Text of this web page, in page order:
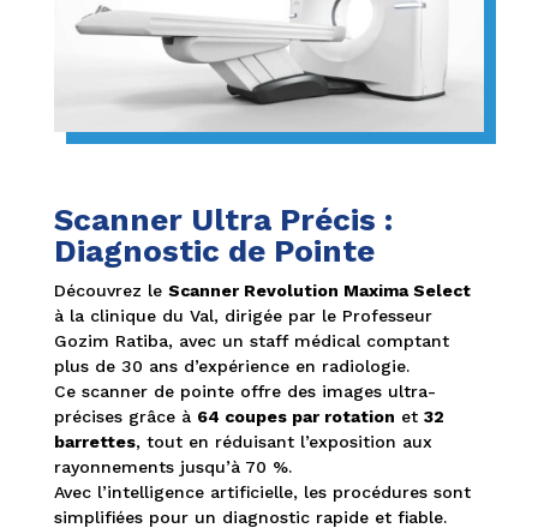
Scanner Ultra Précis :
Diagnostic de Pointe
Découvrez le Scanner Revolution Maxima Select
à la clinique du Val, dirigée par le Professeur
Gozim Ratiba, avec un staff médical comptant
plus de 30 ans d’expérience en radiologie.
Ce scanner de pointe offre des images ultra-
précises grâce à 64 coupes par rotation et 32
barrettes, tout en réduisant l’exposition aux
rayonnements jusqu’à 70 %.
Avec l’intelligence artificielle, les procédures sont
simplifiées pour un diagnostic rapide et fiable.